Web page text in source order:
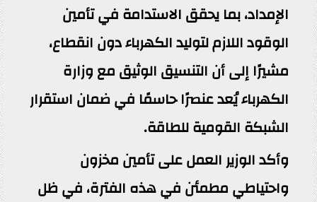
الإمداد، بما يحقق الاستدامة في تأمين
الوقود اللازم لتوليد الكهرباء دون انقطاع،
مشيرًا إلى أن التنسيق الوثيق مع وزارة
الكهرباء يُعد عنصرًا حاسمًا في ضمان استقرار
الشبكة القومية للطاقة.
وأكد الوزير العمل على تأمين مخزون
واحتياطي مطمئن في هذه الفترة، في ظل